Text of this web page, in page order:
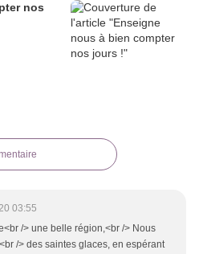
nos
03:55
/> une belle région,<br /> Nous
/> des saintes glaces, en espérant